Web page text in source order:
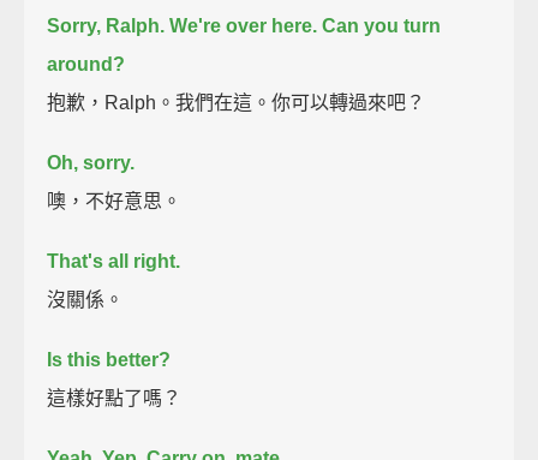
Sorry, Ralph. We're over here. Can you turn
around?
抱歉，Ralph。我們在這。你可以轉過來吧？
Oh, sorry.
噢，不好意思。
That's all right.
沒關係。
Is this better?
這樣好點了嗎？